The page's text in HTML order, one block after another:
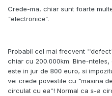
Crede-ma, chiar sunt foarte
"electronice".
Probabil cel mai frecvent
chiar cu 200.000km. Bine-
este in jur de 800 euro, si
vei crede povestile cu "masina
circulat cu ea"! Normal ca s-a